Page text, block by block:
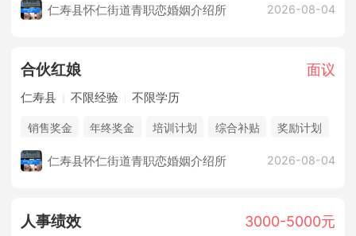
仁寿县怀仁街道青职恋婚姻介绍所 2026-08-04
合伙红娘 面议
仁寿县 不限经验 不限学历
销售奖金 年终奖金 培训计划 综合补贴
奖励计划
休假制度
仁寿县怀仁街道青职恋婚姻介绍所 2026-08-04
人事绩效 3000-5000元